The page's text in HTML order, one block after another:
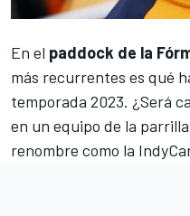
En el paddock de la
más recurrentes es qué
temporada 2023. ¿Será
en un equipo de la
renombre como la